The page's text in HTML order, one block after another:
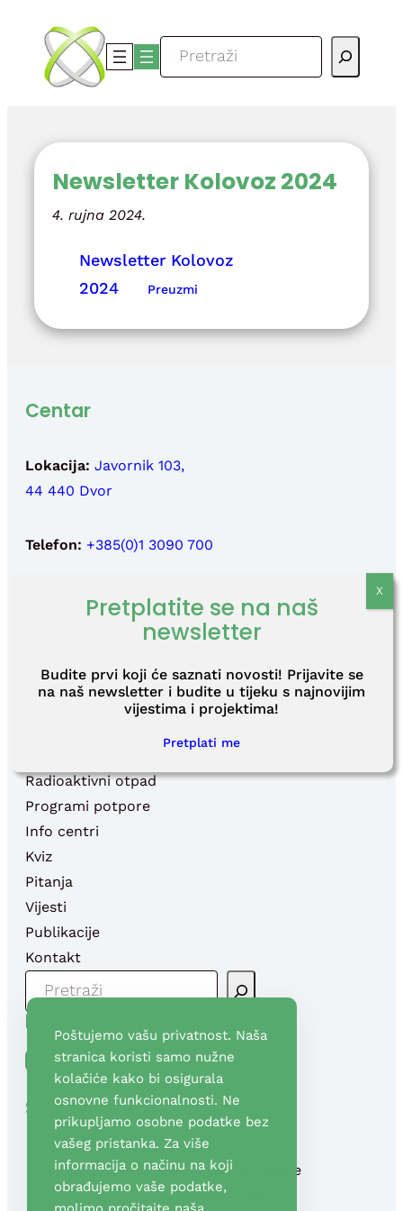
sadržaja
Pretraga
Newsletter Kolovoz 2024
4. rujna 2024.
Newsletter Kolovoz
2024
Preuzmi
Centar
Lokacija: Javornik 103,
44 440 Dvor
Telefon: +385(0)1 3090 700
+385(0)1 3090 710
press@fond-nek.hr
Radioaktivni otpad
Programi potpore
Info centri
Kviz
Pitanja
Vijesti
Publikacije
Kontakt
R
R
G
Društvene mreže
Facebook YouTube
Stranice
Fond za financiranje
razgradnje NEK
Poštujemo vašu privatnost. Naša
stranica koristi samo nužne
kolačiće kako bi osigurala
osnovne funkcionalnosti. Ne
prikupljamo osobne podatke bez
vašeg pristanka. Za više
informacija o načinu na koji
obrađujemo vaše podatke,
Pretplatite se na naš
newsletter
Budite prvi koji će saznati novosti! Prijavite se
na naš newsletter i budite u tijeku s najnovijim
vijestima i projektima!
Pretplati me